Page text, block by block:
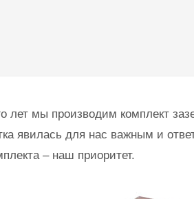
лет мы производим комплект
явилась для нас важным и
– наш приоритет.